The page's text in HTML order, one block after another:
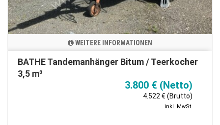
WEITERE INFORMATIONEN
BATHE Tandemanhänger Bitum / Teerkocher
3,5 m³
3.800 € (Netto)
4.522 € (Brutto)
inkl. MwSt.